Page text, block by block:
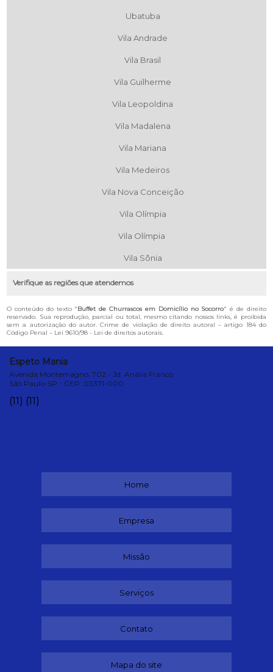
Ubatuba
Vila Andrade
Vila Brasil
Vila Guilherme
Vila Leopoldina
Vila Madalena
Vila Mariana
Vila Medeiros
Vila Nova Conceição
Vila Olímpia
Vila Olímpia
Vila Sônia
Verifique as regiões que atendemos
O conteúdo do texto "Buffet de Churrascos em Domicílio no Socorro" é de direito
reservado. Sua reprodução, parcial ou total, mesmo citando nossos links, é proibida
sem a autorização do autor. Crime de violação de direito autoral – artigo 184 do
Código Penal – Lei 9610/98 - Lei de direitos autorais.
Espeto Mania
Avenida Montemagno, 702 - Jd. Anália Franco
São Paulo-SP - CEP: 03371-000
(11) (11)
Home
Empresa
Missão
Serviços
Contato
Mapa do site